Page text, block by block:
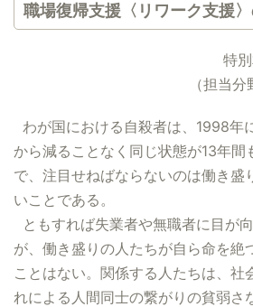
職場復帰支援〈リワーク支援
特
（担当
わが国における自殺者は、1998年
から減ることなく同じ状態が13年間
で、注目せねばならないのは働き盛
いことである。
ともすれば失業者や無職者に目が
が、働き盛りの人たちが自ら命を絶
ことはない。関係する人たちは、社
れによる人間同士の繋がりの貧弱さ